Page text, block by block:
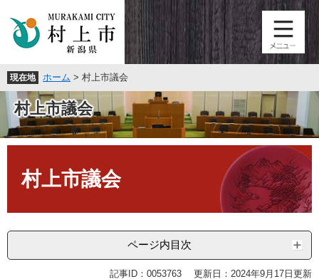
頭
で
す
。
飛
ば
し
て
本
現在地 ホーム > 村上市議会
村上市議会
村上市議会
ページ内目次
記事ID：0053763 更新日：2024年9月17日更新